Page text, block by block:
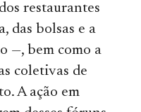
restaurantes
das bolsas e a
—, bem como a
coletivas de
A ação em